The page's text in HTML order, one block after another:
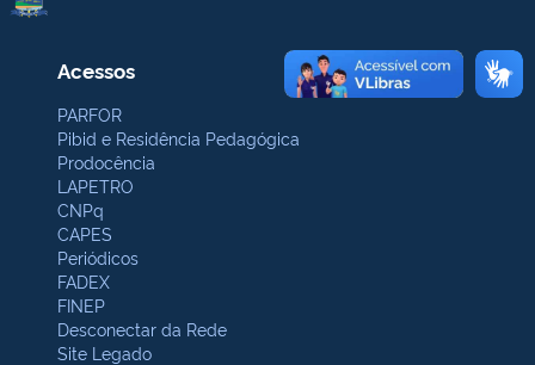
Acessos
PARFOR
Pibid e Residência Pedagógica
Prodocência
LAPETRO
CNPq
CAPES
Periódicos
FADEX
FINEP
Desconectar da Rede
Site Legado